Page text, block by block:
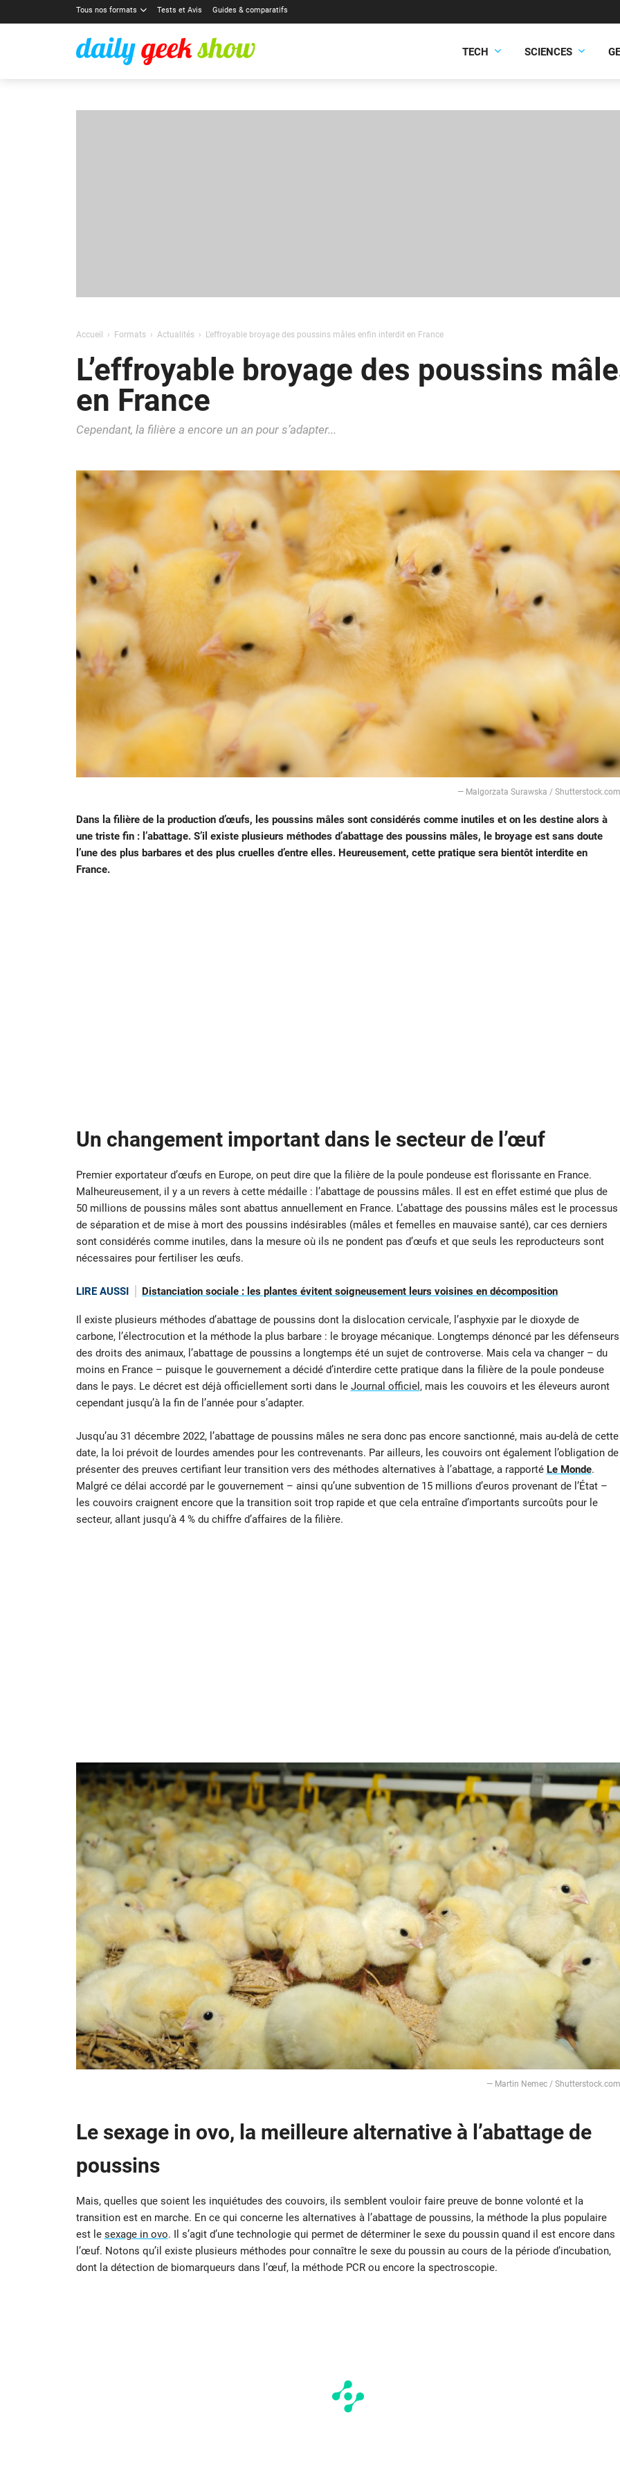
Tous nos formats Tests et Avis Guides & comparatifs
TECH SCIENCES
Accueil Formats Actualités L’effroyable broyage des poussins mâles enfin interdit en France
L’effroyable broyage des poussins
en France
Cependant, la filière a encore un an pour s’adapter...
— Malgorzata Surawska / Shutterstock.com
Dans la filière de la production d’œufs, les poussins mâles sont considérés comme inutiles et on les destine alors à
une triste fin : l’abattage. S’il existe plusieurs méthodes d’abattage des poussins mâles, le broyage est sans doute
l’une des plus barbares et des plus cruelles d’entre elles. Heureusement, cette pratique sera bientôt interdite en
France.
Un changement important dans le secteur de l’œuf
Premier exportateur d’œufs en Europe, on peut dire que la filière de la poule pondeuse est florissante en France.
Malheureusement, il y a un revers à cette médaille : l’abattage de poussins mâles. Il est en effet estimé que plus de
50 millions de poussins mâles sont abattus annuellement en France. L’abattage des poussins mâles est le processus
de séparation et de mise à mort des poussins indésirables (mâles et femelles en mauvaise santé), car ces derniers
sont considérés comme inutiles, dans la mesure où ils ne pondent pas d’œufs et que seuls les reproducteurs sont
nécessaires pour fertiliser les œufs.
LIRE AUSSI Distanciation sociale : les plantes évitent soigneusement leurs voisines en décomposition
Il existe plusieurs méthodes d’abattage de poussins dont la dislocation cervicale, l’asphyxie par le dioxyde de
carbone, l’électrocution et la méthode la plus barbare : le broyage mécanique. Longtemps dénoncé par les défenseurs
des droits des animaux, l’abattage de poussins a longtemps été un sujet de controverse. Mais cela va changer – du
moins en France – puisque le gouvernement a décidé d’interdire cette pratique dans la filière de la poule pondeuse
dans le pays. Le décret est déjà officiellement sorti dans le Journal officiel , mais les couvoirs et les éleveurs auront
cependant jusqu’à la fin de l’année pour s’adapter.
Jusqu’au 31 décembre 2022, l’abattage de poussins mâles ne sera donc pas encore sanctionné, mais au-delà de cette
date, la loi prévoit de lourdes amendes pour les contrevenants. Par ailleurs, les couvoirs ont également l’obligation de
présenter des preuves certifiant leur transition vers des méthodes alternatives à l’abattage, a rapporté Le Monde.
Malgré ce délai accordé par le gouvernement – ainsi qu’une subvention de 15 millions d’euros provenant de l’État –
les couvoirs craignent encore que la transition soit trop rapide et que cela entraîne d’importants surcoûts pour le
secteur, allant jusqu’à 4 % du chiffre d’affaires de la filière.
— Martin Nemec / Shutterstock.com
Le sexage in ovo, la meilleure alternative à l’abattage de
poussins
Mais, quelles que soient les inquiétudes des couvoirs, ils semblent vouloir faire preuve de bonne volonté et la
transition est en marche. En ce qui concerne les alternatives à l’abattage de poussins, la méthode la plus populaire
est le sexage in ovo. Il s’agit d’une technologie qui permet de déterminer le sexe du poussin quand il est encore dans
l’œuf. Notons qu’il existe plusieurs méthodes pour connaître le sexe du poussin au cours de la période d’incubation,
dont la détection de biomarqueurs dans l’œuf, la méthode PCR ou encore la spectroscopie.